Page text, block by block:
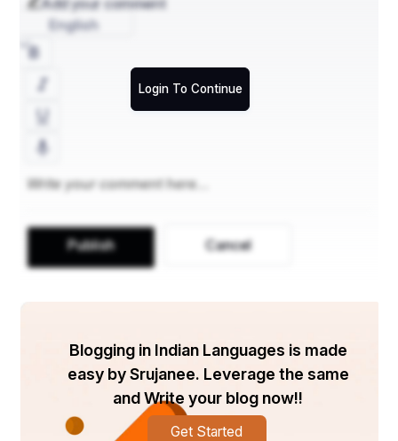
ଲୋ...କୋଉ ସୁଖ ମିଳିଗଲା ତୋତେ
ହୋ...କୋଉ ସୁଖ ମିଳିଗଲା ତୋତେ
ମୋନାଲିସା…. ହୋ…ଓ…
ତୁ ସିନା ଚାଲିଗଲୁ ତୋ ରାଜ ଉଆସ
ମୋ ପାଇଁ ମାଘ ଆଉ ତୋ ପାଇଁ ପଉଷ
ହୋ ତୁ ସିନା ଚାଲିଗଲୁ ତୋ ରାଜ ଉଆସ
ମୁଁ ଏମିତି ଜଳୁଥାଏ ଭଆଁସର ତାତିରେ
Login To Continue
English
Publish Cancel
Blogging in Indian Languages is made
easy by Srujanee. Leverage the same
and Write your blog now!!
Get Started